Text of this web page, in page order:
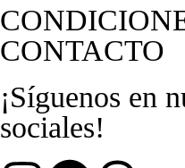
CONTACTO
¡Síguenos en
sociales!